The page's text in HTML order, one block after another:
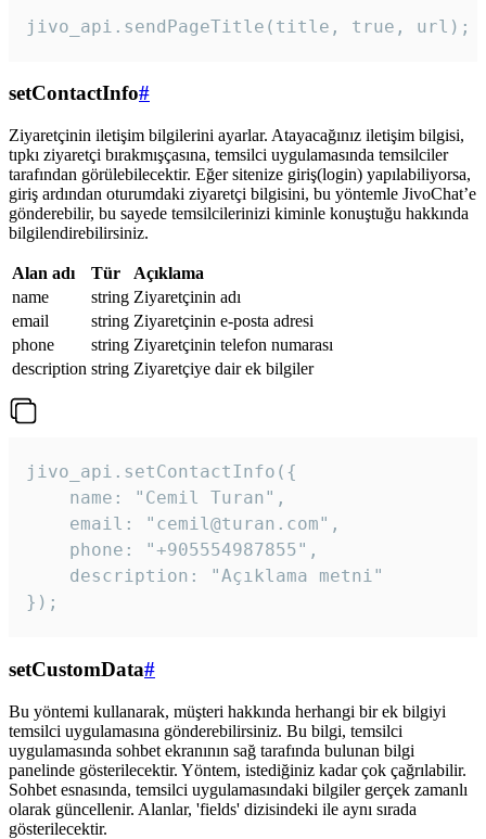
jivo_api.sendPageTitle(title, true, url);
setContactInfo#
Ziyaretçinin iletişim bilgilerini ayarlar. Atayacağınız iletişim bilgisi,
tıpkı ziyaretçi bırakmışçasına, temsilci uygulamasında temsilciler
tarafından görülebilecektir. Eğer sitenize giriş(login) yapılabiliyorsa,
giriş ardından oturumdaki ziyaretçi bilgisini, bu yöntemle JivoChat’e
gönderebilir, bu sayede temsilcilerinizi kiminle konuştuğu hakkında
bilgilendirebilirsiniz.
Alan adı Tür
Açıklama
name
string Ziyaretçinin adı
email
string Ziyaretçinin e-posta adresi
phone
string Ziyaretçinin telefon numarası
description string Ziyaretçiye dair ek bilgiler
jivo_api.setContactInfo({
    name: "Cemil Turan",
    email: "cemil@turan.com",
    phone: "+905554987855",
    description: "Açıklama metni"
});
setCustomData#
Bu yöntemi kullanarak, müşteri hakkında herhangi bir ek bilgiyi
temsilci uygulamasına gönderebilirsiniz. Bu bilgi, temsilci
uygulamasında sohbet ekranının sağ tarafında bulunan bilgi
panelinde gösterilecektir. Yöntem, istediğiniz kadar çok çağrılabilir.
Sohbet esnasında, temsilci uygulamasındaki bilgiler gerçek zamanlı
olarak güncellenir. Alanlar, 'fields' dizisindeki ile aynı sırada
gösterilecektir.